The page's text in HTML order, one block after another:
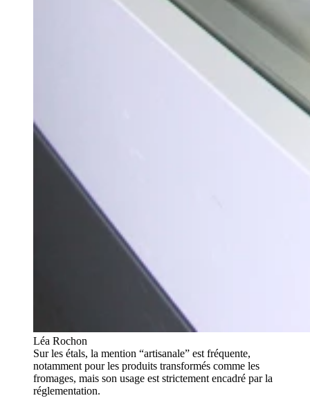
Léa Rochon
Sur les étals, la mention “artisanale” est fréquente,
notamment pour les produits transformés comme les
fromages, mais son usage est strictement encadré par la
réglementation.